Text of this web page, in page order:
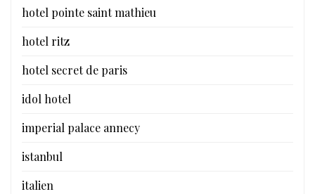
hotel pointe saint mathieu
hotel ritz
hotel secret de paris
idol hotel
imperial palace annecy
istanbul
italien